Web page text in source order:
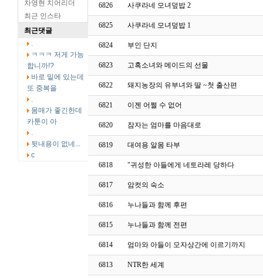
차영현 치어리더
최근 인스타
최근댓글
.
ㅋㅋㅋ 저게 가능
합니까!?
바로 밑에 있는데
또 중복을
.
몸매가 좋긴한데
카툰이 아
.
뒷내용이 없네...
c
6826 사쿠라네 모녀덮밥 2
6825 사쿠라네 모녀덮밥 1
6824 부인 단지
6823 고혹소녀와 메이드의 선물
6822 돼지농장의 유부녀와 딸 ~첫 출산편
6821 이젠 어쩔 수 없어
6820 잠자는 엄마를 마음대로
6819 대여용 알몸 타부
6818 "귀성한 아들에게 네토라레 당하다
6817 암컷의 숙소
6816 누나들과 함께 후편
6815 누나들과 함께 전편
6814 엄마와 아들이 모자상간에 이르기까지
6813 NTR한 세계